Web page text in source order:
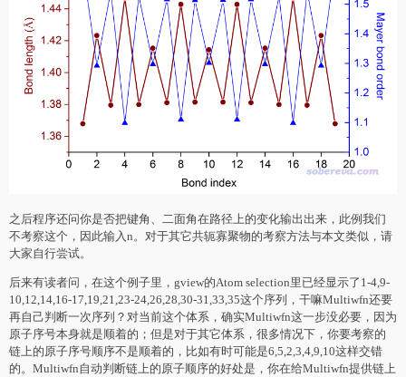
之后程序还问你是否把键角、二面角在路径上的变化输出出来，此例我们
不考察这个，因此输入n。对于其它共轭寡聚物的考察方法与本文类似，请
大家自行尝试。
后来有读者问，在这个例子里，gview的Atom selection里已经显示了1-4,9-
10,12,14,16-17,19,21,23-24,26,28,30-31,33,35这个序列，干嘛Multiwfn还要
再自己判断一次序列？对当前这个体系，确实Multiwfn这一步没必要，因为
原子序号本身就是顺着的；但是对于其它体系，很多情况下，你要考察的
链上的原子序号顺序不是顺着的，比如有时可能是6,5,2,3,4,9,10这样交错
的。Multiwfn自动判断链上的原子顺序的好处是，你在给Multiwfn提供链上